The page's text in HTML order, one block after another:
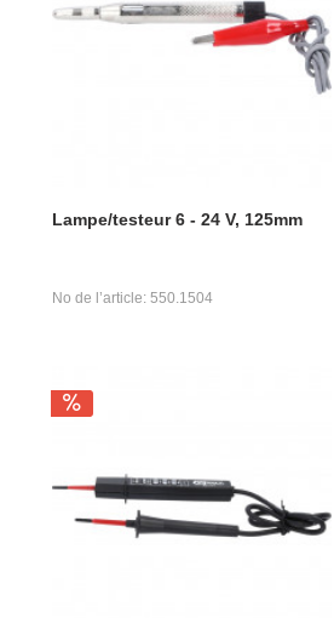
Lampe/testeur 6 - 24 V, 125mm
No de l’article: 550.1504